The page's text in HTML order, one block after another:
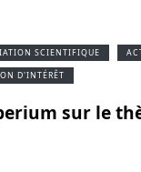
SCIENTIFIQUE
D'INTÉRÊT
sur le